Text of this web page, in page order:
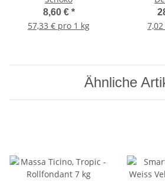
8,60 € *
57,33 € pro 1 kg
Ähnliche